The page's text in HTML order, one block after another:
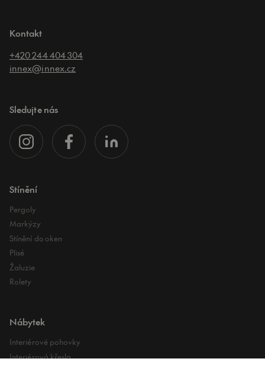
Kontakt
+420 244 404 304
innex@innex.cz
Sledujte nás
Stínění
Pergoly
Markýzy
Stínění do oken
Plisé
Žaluzie
Rolety
Nábytek
Interiérové pohovky
Interiérová křesla